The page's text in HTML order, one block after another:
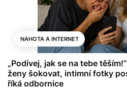
NAHOTA A INTERNET
„Podívej, jak se na tebe
ženy šokovat, intimní fotky
říká odbornice